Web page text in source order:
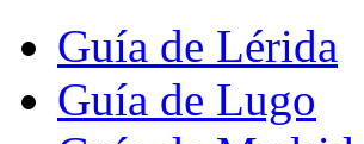
Guía de Lérida
Guía de Lugo